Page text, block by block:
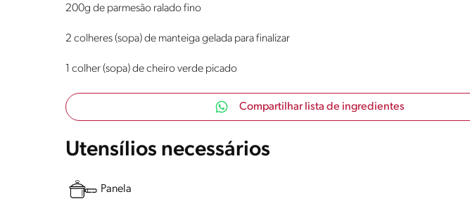
200g de parmesão ralado fino
2 colheres (sopa) de manteiga gelada para finalizar
1 colher (sopa) de cheiro verde picado
Compartilhar lista de ingredientes
Utensílios necessários
Panela